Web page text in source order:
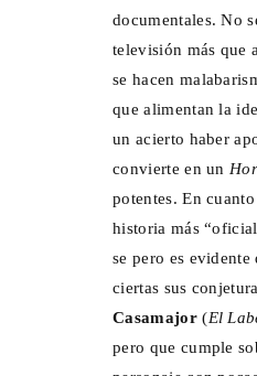
documentales. No
televisión más que
se hacen
que alimentan la
un acierto haber
convierte en un
potentes. En
historia más
se pero es
ciertas sus
Casamajor(El
pero que cumple